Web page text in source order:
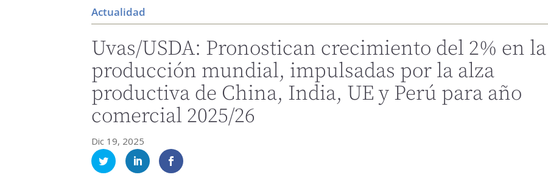
Actualidad
Uvas/USDA: Pronostican crecimiento del 2% en la
producción mundial, impulsadas por la alza
productiva de China, India, UE y Perú para año
comercial 2025/26
Dic 19, 2025